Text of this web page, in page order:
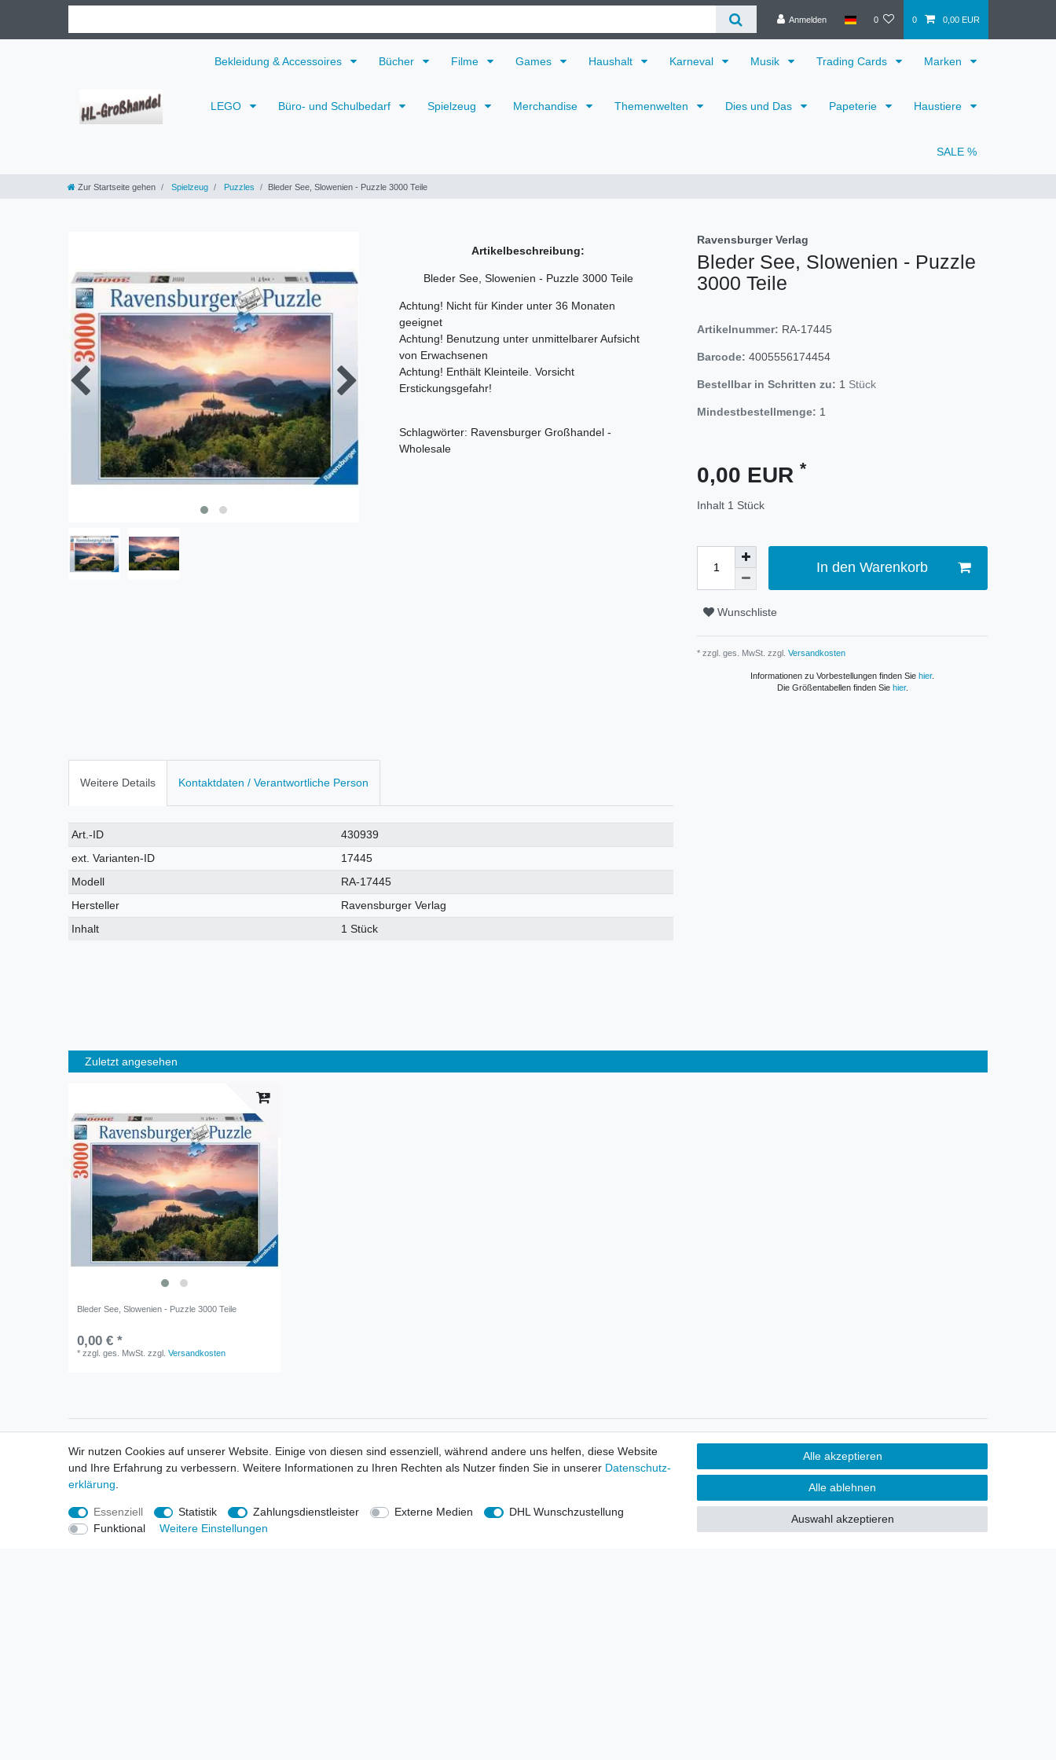
Anmelden 0 0 0,00 EUR
Bekleidung & Accessoires Bücher Filme Games Haushalt Karneval Musik Trading Cards Marken
LEGO Büro- und Schulbedarf Spielzeug Merchandise Themenwelten Dies und Das Papeterie Haustiere
SALE %
Zur Startseite gehen Spielzeug Puzzles Bleder See, Slowenien - Puzzle 3000 Teile
Artikelbeschreibung:
Bleder See, Slowenien - Puzzle 3000 Teile
Achtung! Nicht für Kinder unter 36 Monaten
geeignet
Achtung! Benutzung unter unmittelbarer Aufsicht
von Erwachsenen
Achtung! Enthält Kleinteile. Vorsicht
Erstickungsgefahr!
Schlagwörter: Ravensburger Großhandel -
Wholesale
Ravensburger Verlag
Bleder See, Slowenien - Puzzle
3000 Teile
Artikelnummer: RA-17445
Barcode: 4005556174454
Bestellbar in Schritten zu: 1 Stück
Mindestbestellmenge: 1
0,00 EUR *
Inhalt 1 Stück
In den Warenkorb
Wunschliste
* zzgl. ges. MwSt. zzgl. Versandkosten
Informationen zu Vorbestellungen finden Sie hier.
Die Größentabellen finden Sie hier.
Weitere Details Kontaktdaten / Verantwortliche Person
Technisches
Merkmal
Wert
Art.-ID
430939
ext. Varianten-ID
17445
Modell
RA-17445
Hersteller
Ravensburger Verlag
Inhalt
1 Stück
Zuletzt angesehen
Bleder See, Slowenien - Puzzle 3000 Teile
0,00 € *
*zzgl. ges. MwSt. zzgl.Versandkosten
Informationen
Neukunden / New Accounts
Zahlung
Versandkosten
Entsorgungs- & Umweltbestimmungen
Größentabellen
Informationen
Händlerbund - rechtssicher verkaufen
Produkt-Kataloge
Über uns
Wir versenden mit
Sie möchten über neu eingetroffene
Lagerware oder Neuheiten
allgemein informiert werden?
Wir nutzen Cookies auf unserer Website. Einige von diesen sind essenziell, während andere uns helfen, diese Website
und Ihre Erfahrung zu verbessern. Weitere Informationen zu Ihren Rechten als Nutzer finden Sie in unserer Daten­schutz­
erklärung
Essenziell Statistik Zahlungsdienstleister Externe Medien
DHL Wunschzustellung
Funktional
Weitere Einstellungen
Alle akzeptieren
Alle ablehnen
Auswahl akzeptieren